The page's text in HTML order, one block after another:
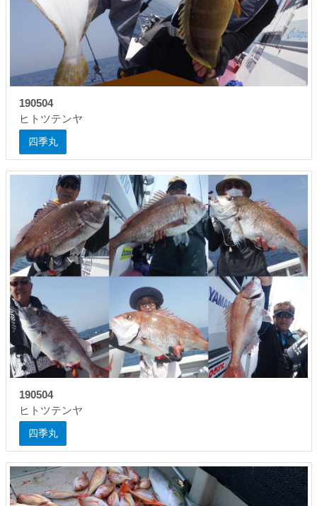
190504
ヒトツテンヤ
四季丸
190504
ヒトツテンヤ
四季丸